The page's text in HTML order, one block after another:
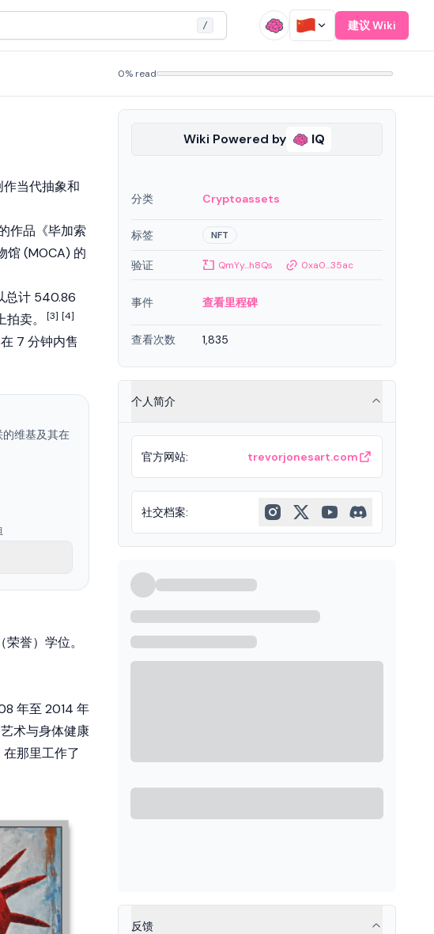
/ 建议 Wiki
0% read
作当代抽象和
作品《毕加索
馆 (MOCA) 的
总计 540.86
卖。
[3] [4]
7 分钟内售
维基及其在
誉）学位。
年至 2014 年
术与身体健康
那里工作了
Wiki Powered by IQ
分类 Cryptoassets
标签 NFT
验证 QmYy...h8Qs 0xa0...35ac
事件 查看里程碑
查看次数 1,835
个人简介
官方网站: trevorjonesart.com
社交档案:
反馈